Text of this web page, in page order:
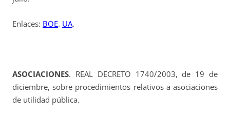
Enlaces: BOE. UA.
ASOCIACIONES. REAL DECRETO 1740/2003, de 19 de
diciembre, sobre procedimientos relativos a asociaciones
de utilidad pública.